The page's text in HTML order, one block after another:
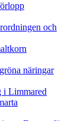
och
näringar
i Limmared